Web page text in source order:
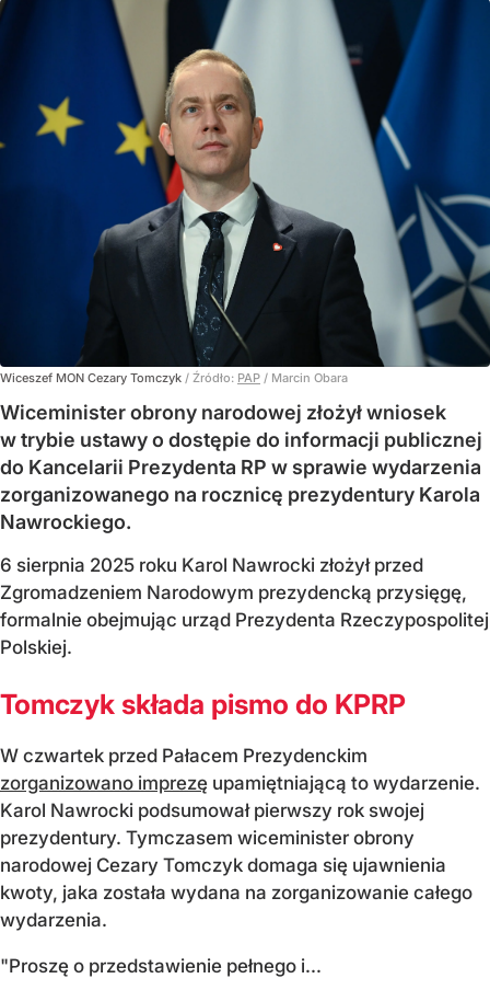
Wiceszef MON Cezary Tomczyk / Źródło: PAP / Marcin Obara
Wiceminister obrony narodowej złożył wniosek
w trybie ustawy o dostępie do informacji publicznej
do Kancelarii Prezydenta RP w sprawie wydarzenia
zorganizowanego na rocznicę prezydentury Karola
Nawrockiego.
6 sierpnia 2025 roku Karol Nawrocki złożył przed
Zgromadzeniem Narodowym prezydencką przysięgę,
formalnie obejmując urząd Prezydenta Rzeczypospolitej
Polskiej.
Tomczyk składa pismo do KPRP
W czwartek przed Pałacem Prezydenckim
zorganizowano imprezę upamiętniającą to wydarzenie.
Karol Nawrocki podsumował pierwszy rok swojej
prezydentury. Tymczasem wiceminister obrony
narodowej Cezary Tomczyk domaga się ujawnienia
kwoty, jaka została wydana na zorganizowanie całego
wydarzenia.
"Proszę o przedstawienie pełnego i...